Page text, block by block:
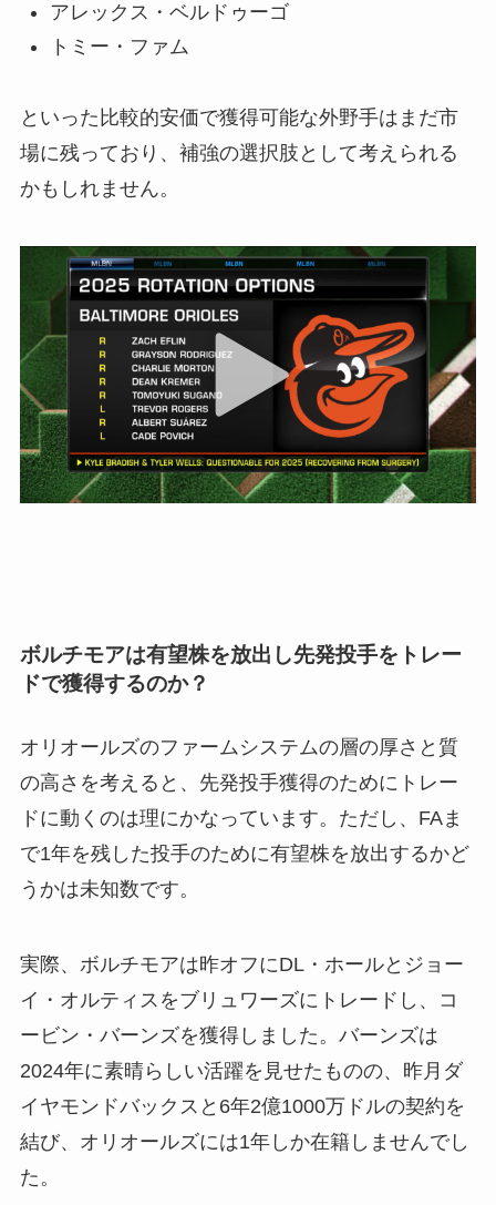
アレックス・ベルドゥーゴ
トミー・ファム
といった比較的安価で獲得可能な外野手はまだ市
場に残っており、補強の選択肢として考えられる
かもしれません。
ボルチモアは有望株を放出し先発投手をトレー
ドで獲得するのか？
オリオールズのファームシステムの層の厚さと質
の高さを考えると、先発投手獲得のためにトレー
ドに動くのは理にかなっています。ただし、FAま
で1年を残した投手のために有望株を放出するかど
うかは未知数です。
実際、ボルチモアは昨オフにDL・ホールとジョー
イ・オルティスをブリュワーズにトレードし、コ
ービン・バーンズを獲得しました。バーンズは
2024年に素晴らしい活躍を見せたものの、昨月ダ
イヤモンドバックスと6年2億1000万ドルの契約を
結び、オリオールズには1年しか在籍しませんでし
た。